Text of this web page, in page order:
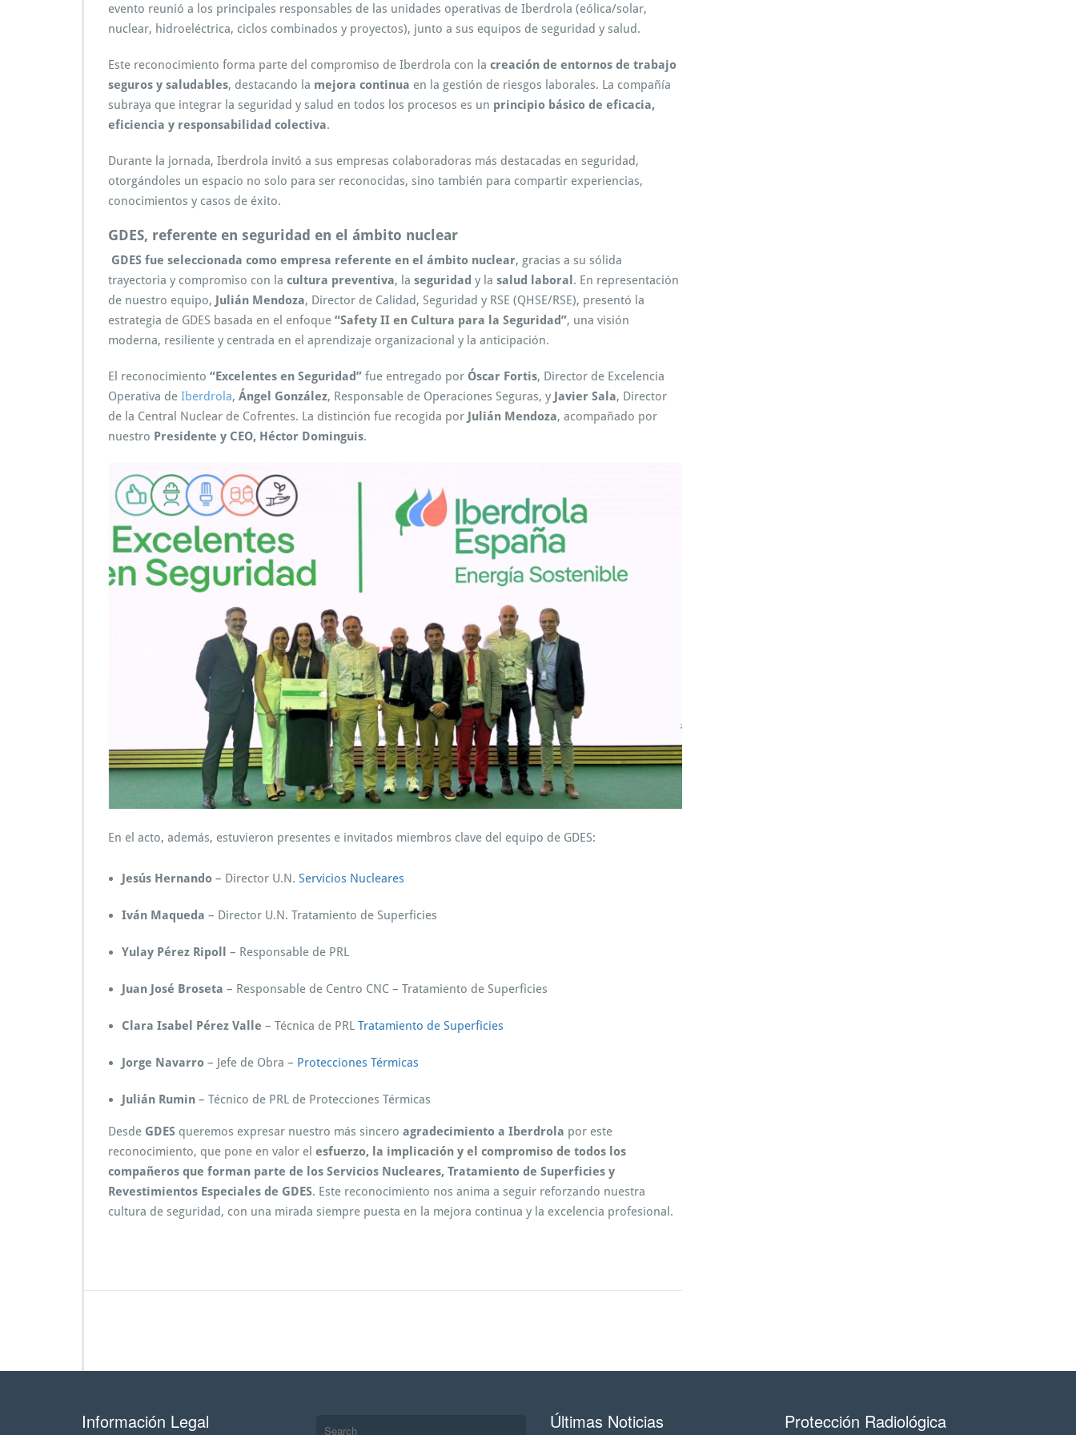
evento reunió a los principales responsables de las unidades operativas de Iberdrola (eólica/solar,
nuclear, hidroeléctrica, ciclos combinados y proyectos), junto a sus equipos de seguridad y salud.
Este reconocimiento forma parte del compromiso de Iberdrola con la creación de entornos de trabajo
seguros y saludables, destacando la mejora continua en la gestión de riesgos laborales. La compañía
subraya que integrar la seguridad y salud en todos los procesos es un principio básico de eficacia,
eficiencia y responsabilidad colectiva.
Durante la jornada, Iberdrola invitó a sus empresas colaboradoras más destacadas en seguridad,
otorgándoles un espacio no solo para ser reconocidas, sino también para compartir experiencias,
conocimientos y casos de éxito.
GDES, referente en seguridad en el ámbito nuclear
GDES fue seleccionada como empresa referente en el ámbito nuclear, gracias a su sólida
trayectoria y compromiso con la cultura preventiva, la seguridad y la salud laboral . En representación
de nuestro equipo, Julián Mendoza, Director de Calidad, Seguridad y RSE (QHSE/RSE), presentó la
estrategia de GDES basada en el enfoque “Safety II en Cultura para la Seguridad”, una visión
moderna, resiliente y centrada en el aprendizaje organizacional y la anticipación.
El reconocimiento “Excelentes en Seguridad” fue entregado por Óscar Fortis, Director de Excelencia
Operativa de Iberdrola, Ángel González, Responsable de Operaciones Seguras, y Javier Sala, Director
de la Central Nuclear de Cofrentes. La distinción fue recogida por Julián Mendoza, acompañado por
nuestro Presidente y CEO, Héctor Dominguis.
En el acto, además, estuvieron presentes e invitados miembros clave del equipo de GDES:
Jesús Hernando – Director U.N. Servicios Nucleares
Iván Maqueda – Director U.N. Tratamiento de Superficies
Yulay Pérez Ripoll – Responsable de PRL
Juan José Broseta – Responsable de Centro CNC – Tratamiento de Superficies
Clara Isabel Pérez Valle – Técnica de PRL Tratamiento de Superficies
Jorge Navarro – Jefe de Obra – Protecciones Térmicas
Julián Rumin – Técnico de PRL de Protecciones Térmicas
Desde GDES queremos expresar nuestro más sincero agradecimiento a Iberdrola por este
reconocimiento, que pone en valor el esfuerzo, la implicación y el compromiso de todos los
compañeros que forman parte de los Servicios Nucleares, Tratamiento de Superficies y
Revestimientos Especiales de GDES. Este reconocimiento nos anima a seguir reforzando nuestra
cultura de seguridad, con una mirada siempre puesta en la mejora continua y la excelencia profesional.
Información Legal Últimas Noticias Protección Radiológica